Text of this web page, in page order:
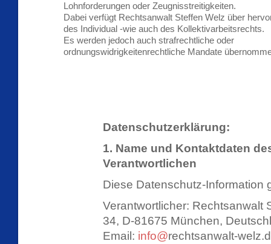
Lohnforderungen oder Zeugnisstreitigkeiten.
Dabei verfügt Rechtsanwalt Steffen Welz über
des Individual -wie auch des Kollektivarbeitsrechts.
Es werden jedoch auch strafrechtliche oder
ordnungswidrigkeitenrechtliche Mandate
Datenschutzerklärung:
1. Name und Kontaktdaten
Verantwortlichen
Diese Datenschutz-Information
Verantwortlicher: Rechtsanwalt
34, D-81675 München,
Email: info@rechtsanwalt-